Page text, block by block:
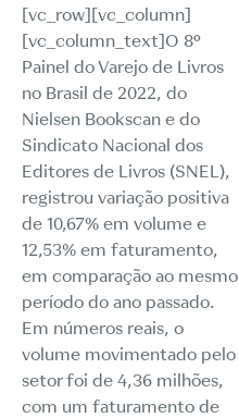
[vc_row][vc_column]
[vc_column_text]O 8º
Painel do Varejo de Livros
no Brasil de 2022, do
Nielsen Bookscan e do
Sindicato Nacional dos
Editores de Livros (SNEL),
registrou variação positiva
de 10,67% em volume e
12,53% em faturamento,
em comparação ao mesmo
período do ano passado.
Em números reais, o
volume movimentado pelo
setor foi de 4,36 milhões,
com um faturamento de